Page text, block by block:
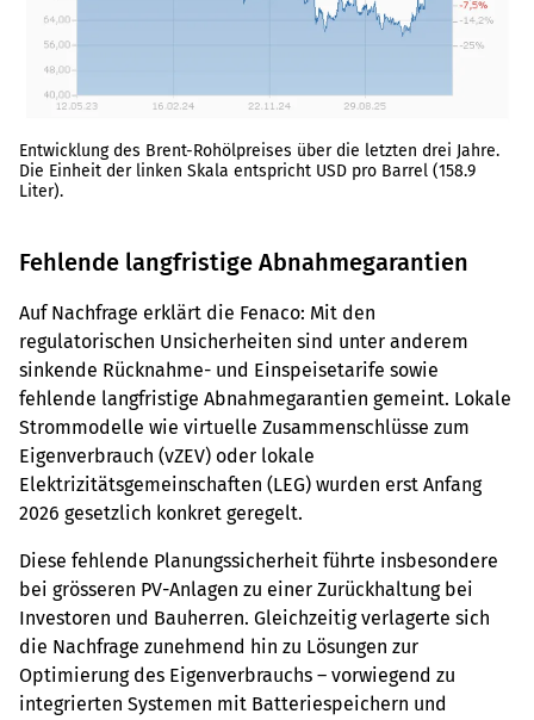
Entwicklung des Brent-Rohölpreises über die letzten drei Jahre.
Die Einheit der linken Skala entspricht USD pro Barrel (158.9
Liter).
Fehlende langfristige Abnahmegarantien
Auf Nachfrage erklärt die Fenaco: Mit den
regulatorischen Unsicherheiten sind unter anderem
sinkende Rücknahme- und Einspeisetarife sowie
fehlende langfristige Abnahmegarantien gemeint. Lokale
Strommodelle wie virtuelle Zusammenschlüsse zum
Eigenverbrauch (vZEV) oder lokale
Elektrizitätsgemeinschaften (LEG) wurden erst Anfang
2026 gesetzlich konkret geregelt.
Diese fehlende Planungssicherheit führte insbesondere
bei grösseren PV-Anlagen zu einer Zurückhaltung bei
Investoren und Bauherren. Gleichzeitig verlagerte sich
die Nachfrage zunehmend hin zu Lösungen zur
Optimierung des Eigenverbrauchs – vorwiegend zu
integrierten Systemen mit Batteriespeichern und